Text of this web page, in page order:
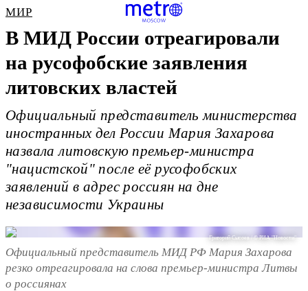
МИР
В МИД России отреагировали
на русофобские заявления
литовских властей
Официальный представитель министерства
иностранных дел России Мария Захарова
назвала литовскую премьер-министра
"нацистской" после её русофобских
заявлений в адрес россиян на дне
независимости Украины
Григорий Сысоев / © РИА "Новости"
Официальный представитель МИД РФ Мария Захарова
резко отреагировала на слова премьер-министра Литвы
о россиянах